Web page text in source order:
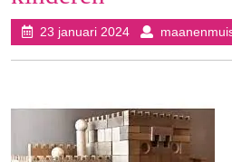
23 januari 202423
januari